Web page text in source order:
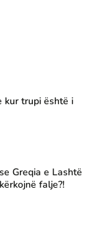
kur trupi është i
Greqia e Lashtë
falje?!